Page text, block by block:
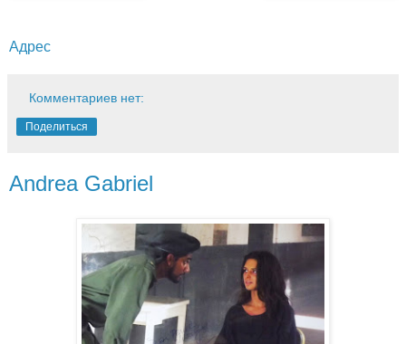
Адрес
Комментариев нет:
Поделиться
Andrea Gabriel